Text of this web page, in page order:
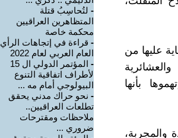
عليها من
بأنها
والمجربة،
- لتُحاسِبُ قتلة
المتظاهرين العراقيين
محكمة خاصة
- قراءة في إتجاهات الرأي
العام العربي لعام 2022
-
المؤتمر الدولي ال 15
لأطراف اتفاقية التنوع
البيولوجي أمام مه ...
- نحو حراك مدني يحقق
تطلعات العراقيين..
ملاحظات ومقترحات
ضروري ...